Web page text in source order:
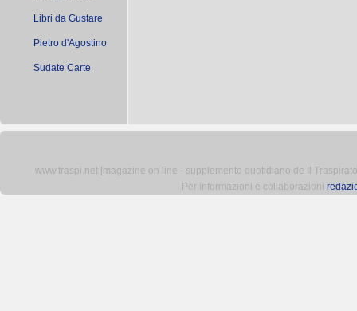
Libri da Gustare
Pietro d'Agostino
Sudate Carte
www.traspi.net [magazine on line - supplemento quotidiano de Il
Per informazioni e collaborazioni